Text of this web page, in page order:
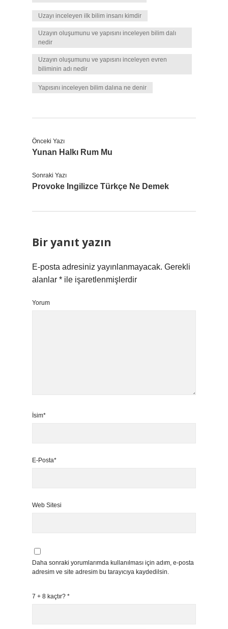
Uzayı inceleyen ilk bilim insanı kimdir
Uzayın oluşumunu ve yapısını inceleyen bilim dalı
nedir
Uzayın oluşumunu ve yapısını inceleyen evren
biliminin adı nedir
Yapısını inceleyen bilim dalına ne denir
Önceki Yazı
Yunan Halkı Rum Mu
Sonraki Yazı
Provoke Ingilizce Türkçe Ne Demek
Bir yanıt yazın
E-posta adresiniz yayınlanmayacak. Gerekli
alanlar * ile işaretlenmişlerdir
Yorum
İsim*
E-Posta*
Web Sitesi
Daha sonraki yorumlarımda kullanılması için adım, e-posta
adresim ve site adresim bu tarayıcıya kaydedilsin.
7 + 8 kaçtır? *